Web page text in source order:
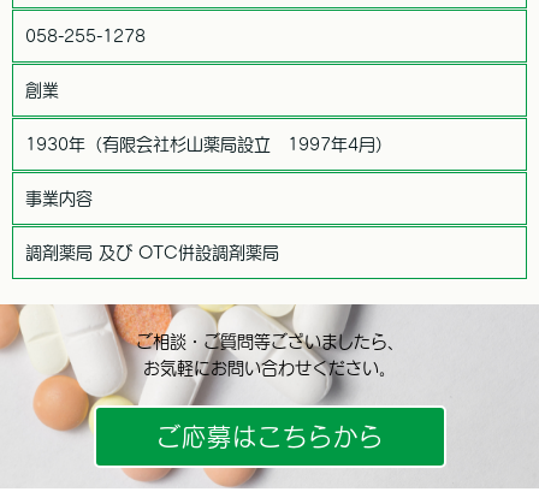
お客さまがご本人の個人情報の照会・修正・削除などをご希望さ
れる場合には、ご本人であることを確認の上、対応させていただ
きます。
当社は、保有する個人情報に関して適用される日本の法令、その
の改善に努めます。
058-255-1278
創業
1930年（有限会社杉山薬局設立 1997年4月）
事業内容
調剤薬局 及び OTC併設調剤薬局
ご相談・ご質問等ございましたら、
お気軽にお問い合わせください。
ご応募はこちらから